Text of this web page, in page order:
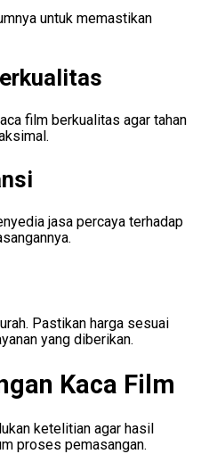
untuk memastikan
film berkualitas agar tahan
jasa percaya terhadap
Pastikan harga sesuai
yang diberikan.
Kaca Film
ketelitian agar hasil
proses pemasangan.